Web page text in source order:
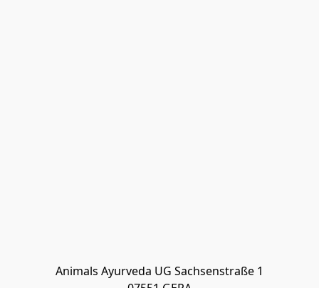
Animals Ayurveda UG Sachsenstraße 1